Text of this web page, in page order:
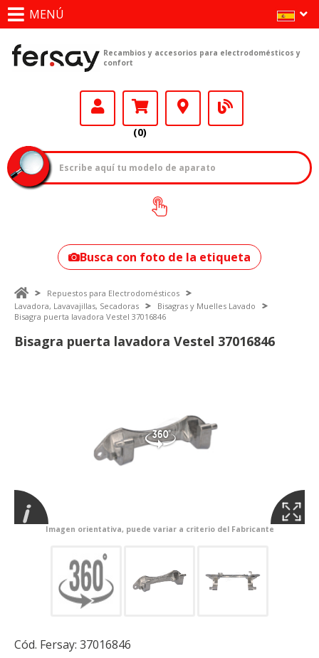
MENÚ
Recambios y accesorios para electrodomésticos y
confort
(0)
¿Cómo encontrar
tu modelo?
Busca con foto de la etiqueta
Repuestos para Electrodomésticos
Lavadora, Lavavajillas, Secadoras
Bisagras y Muelles Lavado
Bisagra puerta lavadora Vestel 37016846
Bisagra puerta lavadora Vestel 37016846
Imagen orientativa, puede variar a criterio del Fabricante
Cód. Fersay: 37016846